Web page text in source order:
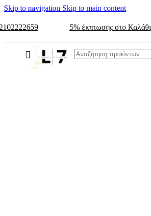
Skip to navigation Skip to main content
5% έκπτωσης στο Καλάθι